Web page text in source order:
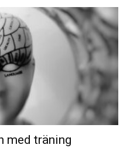
med träning